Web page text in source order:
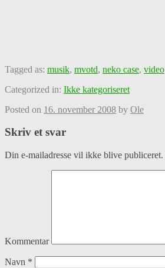
Tagged as: musik, mvotd, neko case, video
Categorized in: Ikke kategoriseret
Posted on 16. november 2008 by Ole
Skriv et svar
Din e-mailadresse vil ikke blive publiceret.
Kommentar
Navn *